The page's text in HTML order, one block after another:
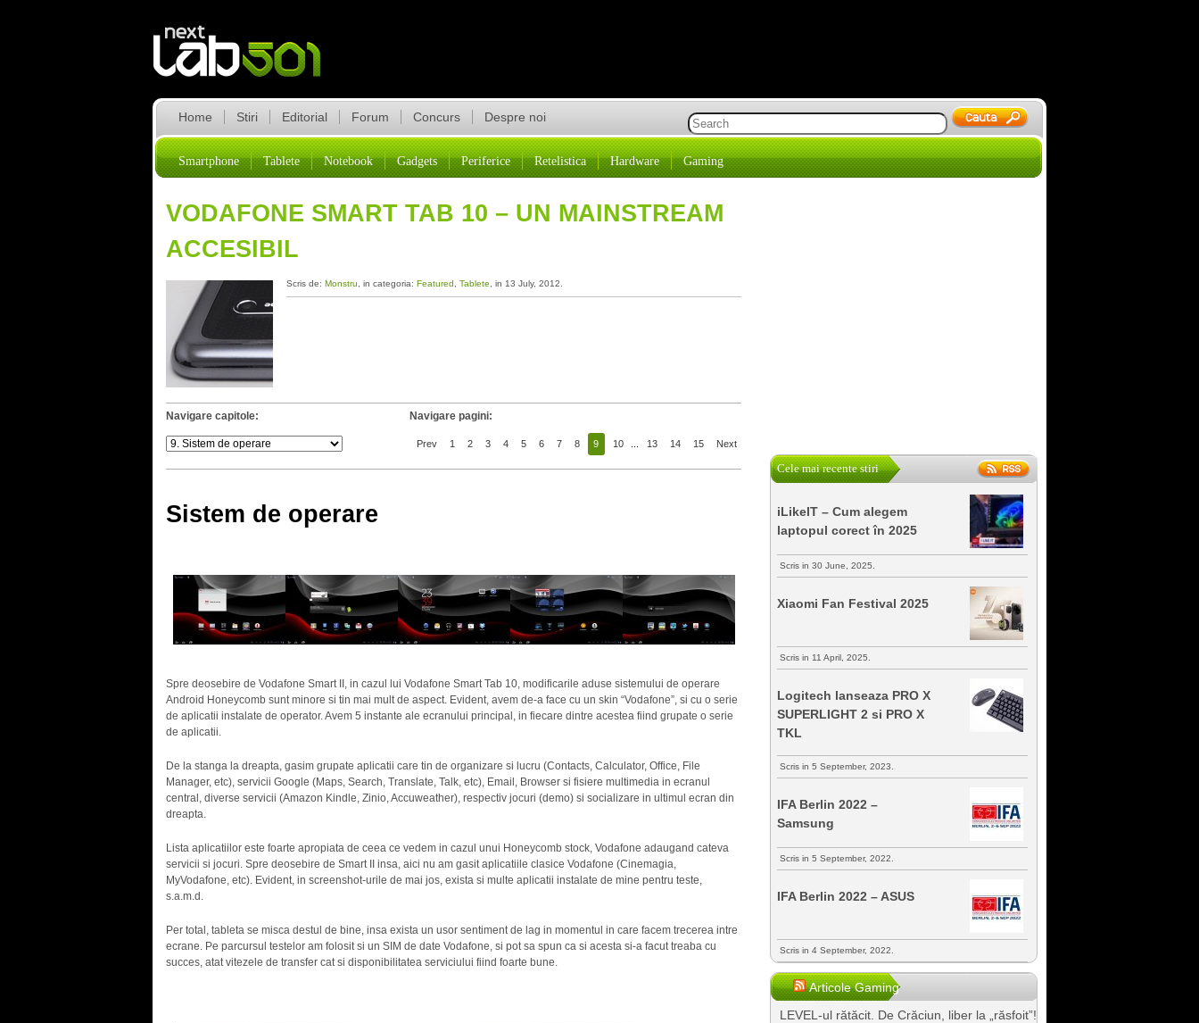
Home Stiri Editorial Forum Concurs Despre noi
Smartphone Tablete Notebook Gadgets Periferice Retelistica Hardware Gaming
VODAFONE SMART TAB 10 – UN MAINSTREAM
ACCESIBIL
Scris de: Monstru , in categoria: Featured Tablete , in 13 July, 2012.
Navigare capitole: Navigare pagini:
Prev 1 2 3 4 5 6 7 8 9 10 13 14 15 Next
Sistem de operare
Spre deosebire de Vodafone Smart II, in cazul lui Vodafone Smart Tab 10, modificarile aduse sistemului de operare
Android Honeycomb sunt minore si tin mai mult de aspect. Evident, avem de-a face cu un skin “Vodafone”, si cu o serie
de aplicatii instalate de operator. Avem 5 instante ale ecranului principal, in fiecare dintre acestea fiind grupate o serie
de aplicatii.
De la stanga la dreapta, gasim grupate aplicatii care tin de organizare si lucru (Contacts, Calculator, Office, File
Manager, etc), servicii Google (Maps, Search, Translate, Talk, etc), Email, Browser si fisiere multimedia in ecranul
central, diverse servicii (Amazon Kindle, Zinio, Accuweather), respectiv jocuri (demo) si socializare in ultimul ecran din
dreapta.
Lista aplicatiilor este foarte apropiata de ceea ce vedem in cazul unui Honeycomb stock, Vodafone adaugand cateva
servicii si jocuri. Spre deosebire de Smart II insa, aici nu am gasit aplicatiile clasice Vodafone (Cinemagia,
MyVodafone, etc). Evident, in screenshot-urile de mai jos, exista si multe aplicatii instalate de mine pentru teste,
s.a.m.d.
Per total, tableta se misca destul de bine, insa exista un usor sentiment de lag in momentul in care facem trecerea intre
ecrane. Pe parcursul testelor am folosit si un SIM de date Vodafone, si pot sa spun ca si acesta si-a facut treaba cu
succes, atat vitezele de transfer cat si disponibilitatea serviciului fiind foarte bune.
Cele mai recente stiri
iLikeIT – Cum alegem
laptopul corect în 2025
Scris in 30 June, 2025.
Xiaomi Fan Festival 2025
Scris in 11 April, 2025.
Logitech lanseaza PRO X
SUPERLIGHT 2 si PRO X
TKL
Scris in 5 September, 2023.
IFA Berlin 2022 –
Samsung
Scris in 5 September, 2022.
IFA Berlin 2022 – ASUS
Scris in 4 September, 2022.
Articole Gaming
LEVEL-ul rătăcit. De Crăciun, liber la „răsfoit”!